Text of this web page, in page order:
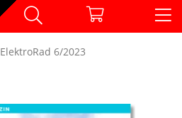
ElektroRad 6/2023